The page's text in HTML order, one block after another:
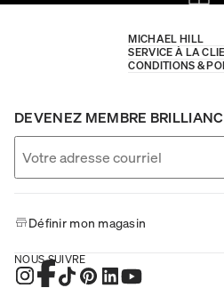
MICHAEL HILL
SERVICE À LA
CONDITIONS &
DEVENEZ MEMBRE
Définir mon magasin
NOUS SUIVRE